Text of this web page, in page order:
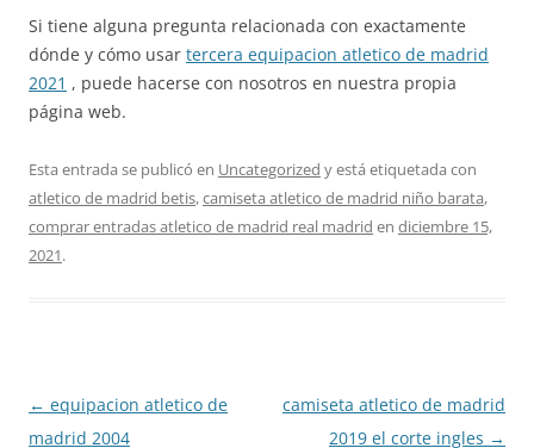
Si tiene alguna pregunta relacionada con exactamente
dónde y cómo usar tercera equipacion atletico de madrid
2021 , puede hacerse con nosotros en nuestra propia
página web.
Esta entrada se publicó en Uncategorized y está etiquetada con
atletico de madrid betis,camiseta atletico de madrid niño barata,
comprar entradas atletico de madrid real madrid en diciembre 15,
2021.
Navegación
de
← equipacion atletico de
madrid 2004
camiseta atletico de madrid
2019 el corte ingles →